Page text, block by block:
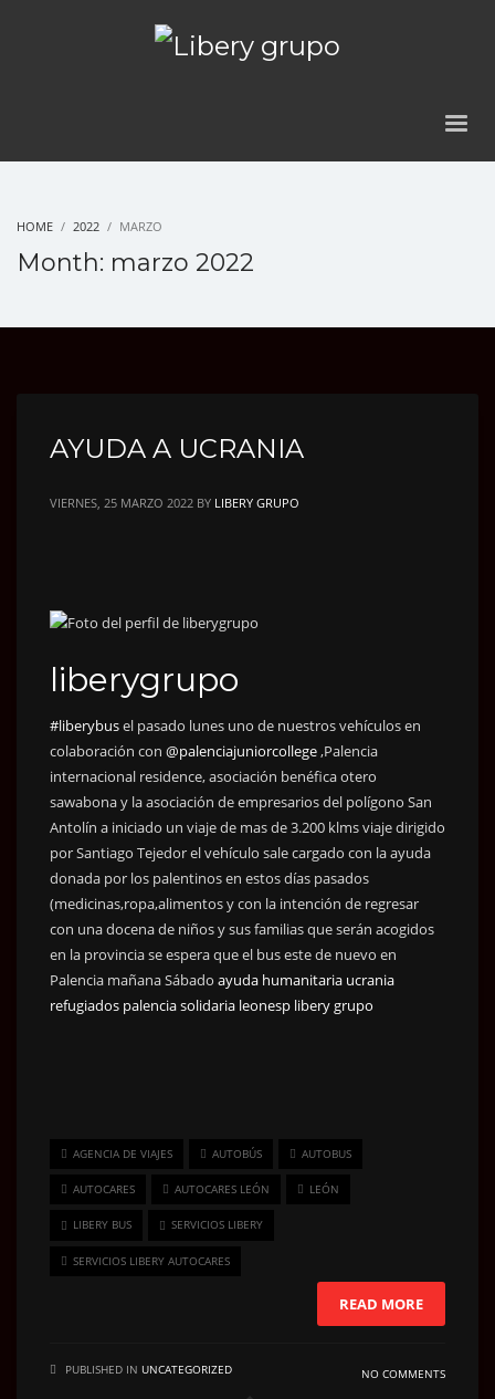
HOME 2022 MARZO
Month: marzo 2022
AYUDA A UCRANIA
VIERNES, 25 MARZO 2022 BY LIBERY GRUPO
liberygrupo
#liberybusel pasado lunes uno de nuestros vehículos en
colaboración con @palenciajuniorcollege ,Palencia
internacional residence, asociación benéfica otero
sawabona y la asociación de empresarios del polígono San
Antolín a iniciado un viaje de mas de 3.200 klms viaje dirigido
por Santiago Tejedor el vehículo sale cargado con la ayuda
donada por los palentinos en estos días pasados
(medicinas,ropa,alimentos y con la intención de regresar
con una docena de niños y sus familias que serán acogidos
en la provincia se espera que el bus este de nuevo en
Palencia mañana Sábado ayuda humanitaria ucrania
refugiados palencia solidaria leonesp libery grupo
AGENCIA DE VIAJES AUTOBÚS AUTOBUS
AUTOCARES AUTOCARES LEÓN LEÓN
LIBERY BUS SERVICIOS LIBERY
SERVICIOS LIBERY AUTOCARES
READ MORE
PUBLISHED IN UNCATEGORIZED NO COMMENTS